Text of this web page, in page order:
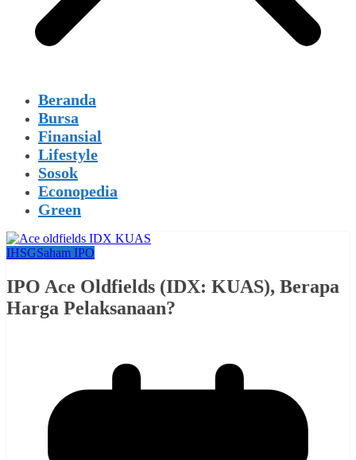
Beranda
Bursa
Finansial
Lifestyle
Sosok
Econopedia
Green
IHSGSaham IPO
IPO Ace Oldfields (IDX: KUAS), Berapa
Harga Pelaksanaan?